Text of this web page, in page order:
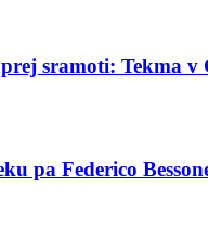
sramoti: Tekma
pa Federico